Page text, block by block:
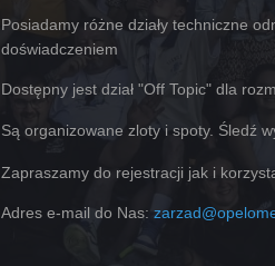
Posiadamy różne działy techniczne
doświadczeniem
Dostępny jest dział "Off Topic" dla
Są organizowane zloty i spoty. Śledź
Zapraszamy do rejestracji jak i
Adres e-mail do Nas: